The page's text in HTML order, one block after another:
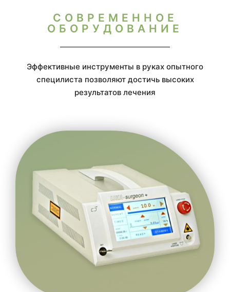
СОВРЕМЕННОЕ
ОБОРУДОВАНИЕ
Эффективные инструменты в руках опытного
специлиста позволяют достичь высоких
результатов лечения